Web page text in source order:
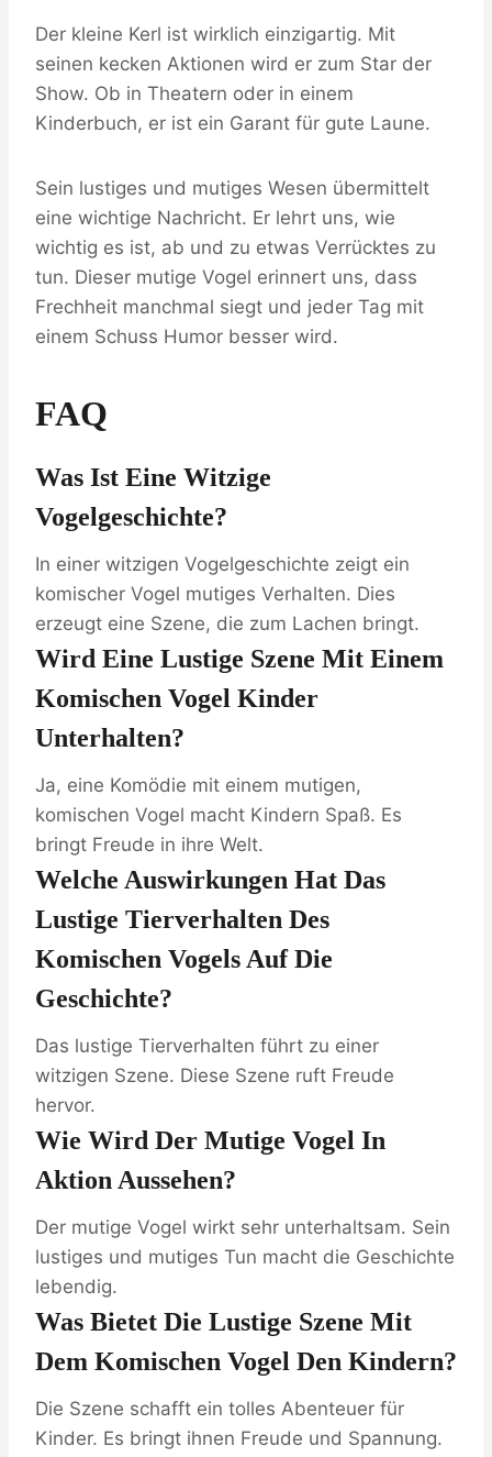
Der kleine Kerl ist wirklich einzigartig. Mit
seinen kecken Aktionen wird er zum Star der
Show. Ob in Theatern oder in einem
Kinderbuch, er ist ein Garant für gute Laune.
Sein lustiges und mutiges Wesen übermittelt
eine wichtige Nachricht. Er lehrt uns, wie
wichtig es ist, ab und zu etwas Verrücktes zu
tun. Dieser mutige Vogel erinnert uns, dass
Frechheit manchmal siegt und jeder Tag mit
einem Schuss Humor besser wird.
FAQ
Was Ist Eine Witzige
Vogelgeschichte?
In einer witzigen Vogelgeschichte zeigt ein
komischer Vogel mutiges Verhalten. Dies
erzeugt eine Szene, die zum Lachen bringt.
Wird Eine Lustige Szene Mit Einem
Komischen Vogel Kinder
Unterhalten?
Ja, eine Komödie mit einem mutigen,
komischen Vogel macht Kindern Spaß. Es
bringt Freude in ihre Welt.
Welche Auswirkungen Hat Das
Lustige Tierverhalten Des
Komischen Vogels Auf Die
Geschichte?
Das lustige Tierverhalten führt zu einer
witzigen Szene. Diese Szene ruft Freude
hervor.
Wie Wird Der Mutige Vogel In
Aktion Aussehen?
Der mutige Vogel wirkt sehr unterhaltsam. Sein
lustiges und mutiges Tun macht die Geschichte
lebendig.
Was Bietet Die Lustige Szene Mit
Dem Komischen Vogel Den Kindern?
Die Szene schafft ein tolles Abenteuer für
Kinder. Es bringt ihnen Freude und Spannung.